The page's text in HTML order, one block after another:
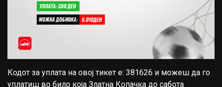
Кодот за уплата на овој тикет е: 381626 и можеш да го
уплатиш во било која Златна Копачка до сабота